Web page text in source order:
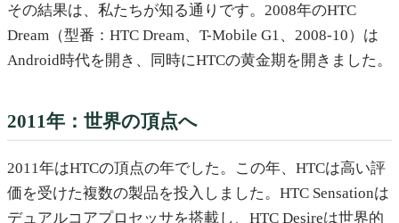
その結果は、私たちが知る通りです。2008年のHTC
Dream（型番：HTC Dream、T-Mobile G1、2008-10）は
Android時代を開き、同時にHTCの黄金期を開きました。
2011年：世界の頂点へ
2011年はHTCの頂点の年でした。この年、HTCは高い評
価を受けた複数の製品を投入しました。HTC Sensationは
デュアルコアプロセッサを搭載し、HTC Desireは世界的